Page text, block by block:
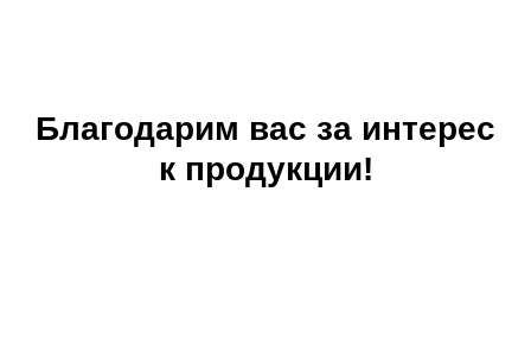
Благодарим вас за интерес
к продукции!